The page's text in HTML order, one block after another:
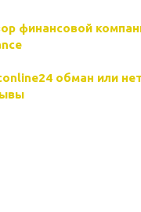
финансовой
обман или